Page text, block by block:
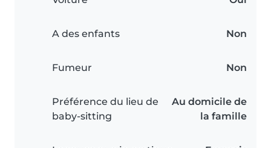
A des enfants Non
Fumeur Non
Préférence du lieu de
baby-sitting
Au domicile de
la famille